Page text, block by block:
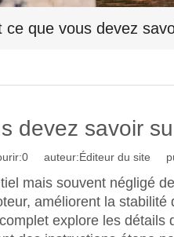
ce que vous devez
devez savoir
0auteur:Éditeur du site
mais souvent négligé
améliorent la
explore les détails